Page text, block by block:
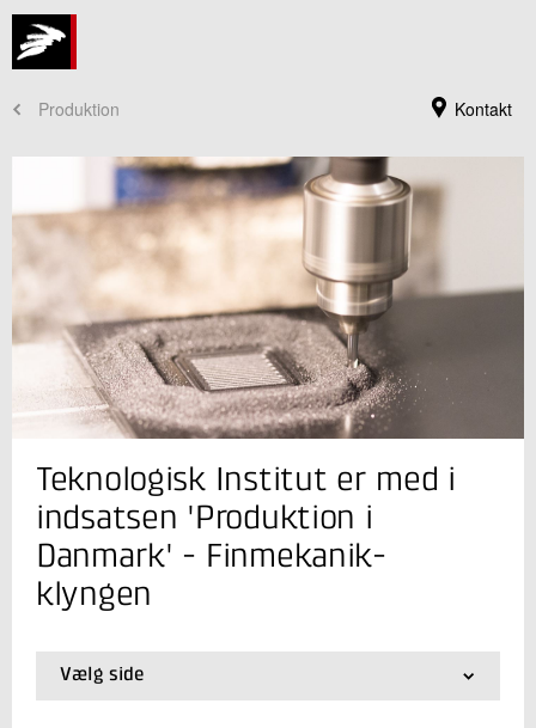
Kontakt
Produktion
Jeg er din kontaktperson
Anne-Lise Høg Lejre
Direktør
Produktion og Fødevarer
+45 72 20 31 16
Send e-mail
Skriv til mig
Teknologisk Institut er med i
indsatsen 'Produktion i
Danmark' - Finmekanik-
klyngen
Vælg side
01.Forside